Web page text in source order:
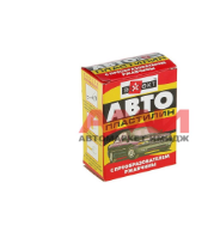
БЫСТРЫЙ ПРОСМОТР